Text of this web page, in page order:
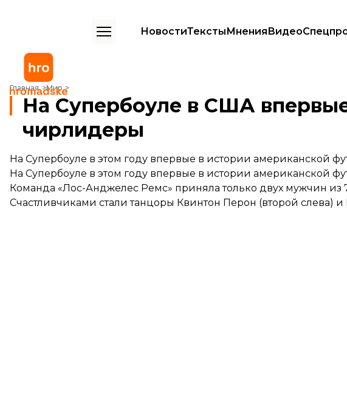
НовостиТекстыМненияВидео
Главная Мир
На Супербоуле в США впервые выступят мужчины-чирлидеры
На Супербоуле в США
чирлидеры
На Супербоуле в этом году впервые в истории американской
На Супербоуле в этом году впервые в истории американской
Команда «Лос-Анджелес Ремс» приняла только двух мужчин из
Счастливчиками стали танцоры Квинтон Перон (второй слева)